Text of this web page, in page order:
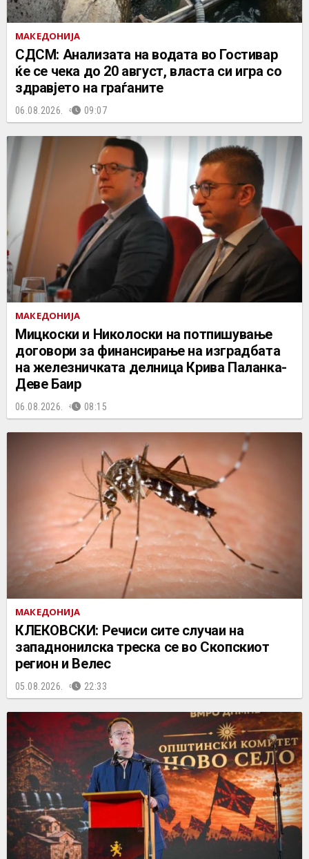
МАКЕДОНИЈА
СДСМ: Анализата на водата во Гостивар
ќе се чека до 20 август, власта си игра со
здравјето на граѓаните
06.08.2026. 09:07
МАКЕДОНИЈА
Мицкоски и Николоски на потпишување
договори за финансирање на изградбата
на железничката делница Крива Паланка-
Деве Баир
06.08.2026. 08:15
МАКЕДОНИЈА
КЛЕКОВСКИ: Речиси сите случаи на
западнонилска треска се во Скопскиот
регион и Велес
05.08.2026. 22:33